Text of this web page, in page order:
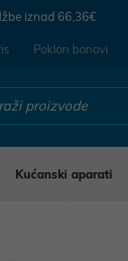
iznad 66,36€
Poklon bonovi
Kućanski aparati